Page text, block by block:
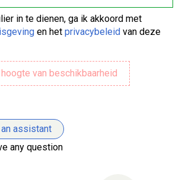
in te dienen, ga ik akkoord met
en hetprivacybeleid van deze
assistant
any question